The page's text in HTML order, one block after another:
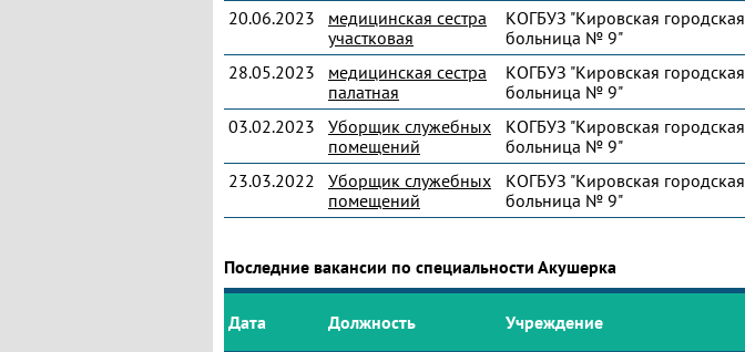
20.06.2023
медицинская сестра
участковая
КОГБУЗ "Кировская городская
больница № 9"
28.05.2023
медицинская сестра
палатная
КОГБУЗ "Кировская городская
больница № 9"
03.02.2023
Уборщик служебных
помещений
КОГБУЗ "Кировская городская
больница № 9"
23.03.2022
Уборщик служебных
помещений
КОГБУЗ "Кировская городская
больница № 9"
Последние вакансии по специальности Акушерка
Дата Должность Учреждение